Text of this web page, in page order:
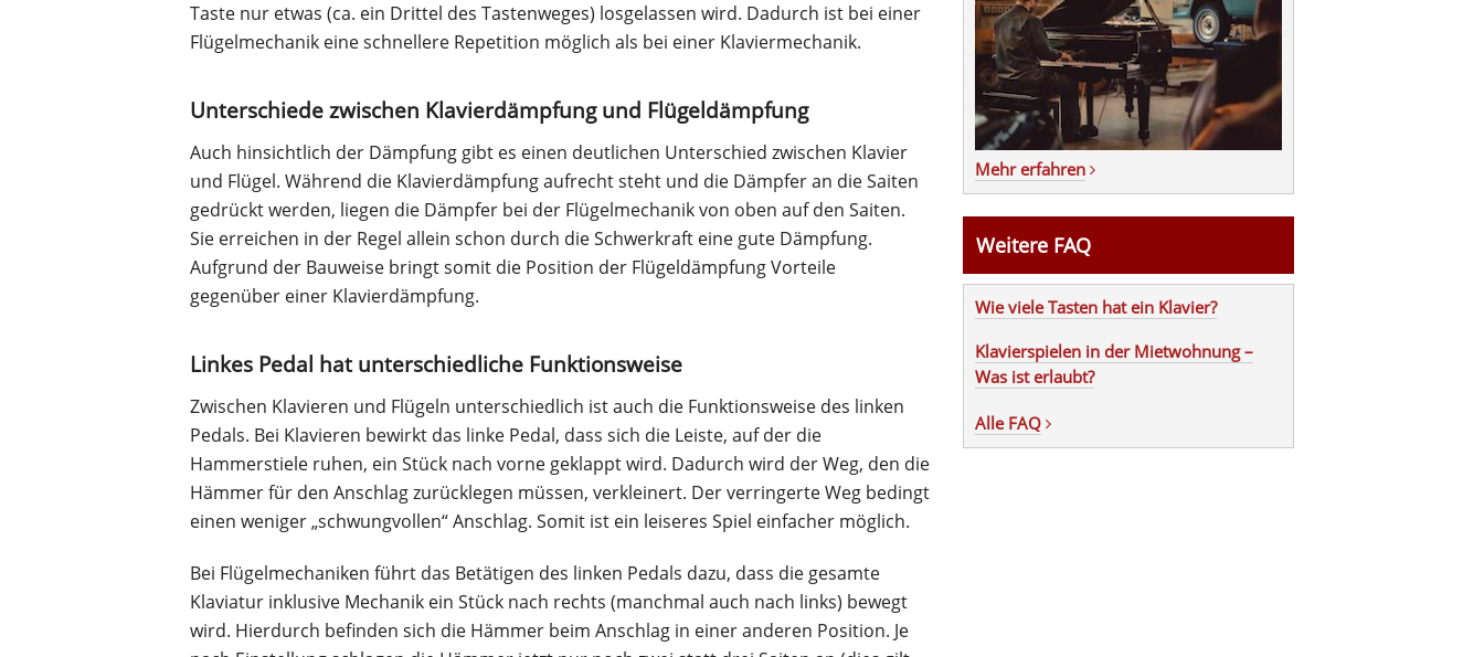
Taste nur etwas (ca. ein Drittel des Tastenweges) losgelassen wird. Dadurch ist bei einer
Flügelmechanik eine schnellere Repetition möglich als bei einer Klaviermechanik.
Unterschiede zwischen Klavierdämpfung und Flügeldämpfung
Auch hinsichtlich der Dämpfung gibt es einen deutlichen Unterschied zwischen Klavier
und Flügel. Während die Klavierdämpfung aufrecht steht und die Dämpfer an die Saiten
gedrückt werden, liegen die Dämpfer bei der Flügelmechanik von oben auf den Saiten.
Sie erreichen in der Regel allein schon durch die Schwerkraft eine gute Dämpfung.
Aufgrund der Bauweise bringt somit die Position der Flügeldämpfung Vorteile
gegenüber einer Klavierdämpfung.
Linkes Pedal hat unterschiedliche Funktionsweise
Zwischen Klavieren und Flügeln unterschiedlich ist auch die Funktionsweise des linken
Pedals. Bei Klavieren bewirkt das linke Pedal, dass sich die Leiste, auf der die
Hammerstiele ruhen, ein Stück nach vorne geklappt wird. Dadurch wird der Weg, den die
Hämmer für den Anschlag zurücklegen müssen, verkleinert. Der verringerte Weg bedingt
einen weniger „schwungvollen“ Anschlag. Somit ist ein leiseres Spiel einfacher möglich.
Bei Flügelmechaniken führt das Betätigen des linken Pedals dazu, dass die gesamte
Klaviatur inklusive Mechanik ein Stück nach rechts (manchmal auch nach links) bewegt
wird. Hierdurch befinden sich die Hämmer beim Anschlag in einer anderen Position. Je
Mehr erfahren
Weitere FAQ
Wie viele Tasten hat ein Klavier?
Klavierspielen in der Mietwohnung –
Was ist erlaubt?
Alle FAQ